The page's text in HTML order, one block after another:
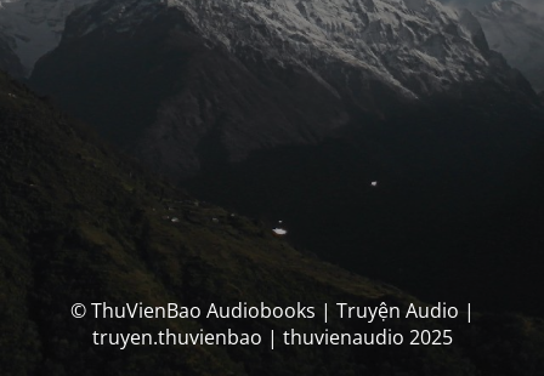
© ThuVienBao Audiobooks | Truyện Audio |
truyen.thuvienbao | thuvienaudio 2025